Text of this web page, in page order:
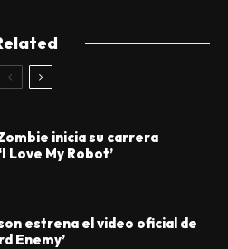
inicia su carrera
Love My Robot’
estrena el video oficial de
Enemy’